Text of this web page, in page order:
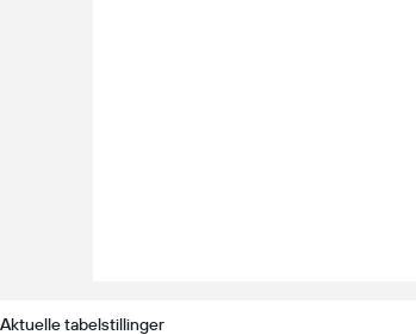
Aktuelle tabelstillinger